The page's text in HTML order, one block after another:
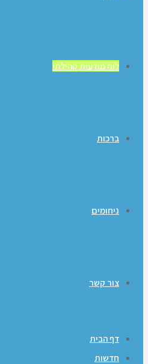
לוח מודעות קהילתי
ברכות
ניחומים
צור קשר
דף הבית
חדשות